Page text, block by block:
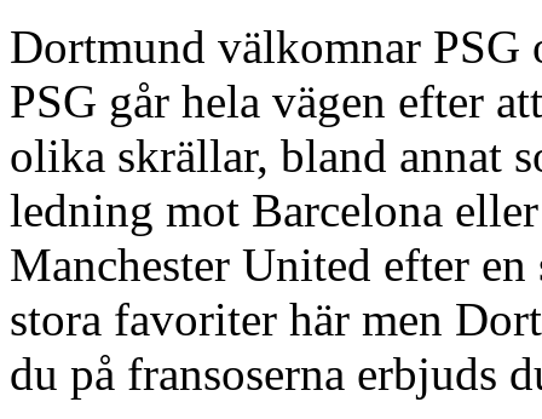
Dortmund välkomnar PSG
PSG går hela vägen efter
olika skrällar, bland annat
ledning mot Barcelona
Manchester United efter
stora favoriter här men
du på fransoserna erbjuds